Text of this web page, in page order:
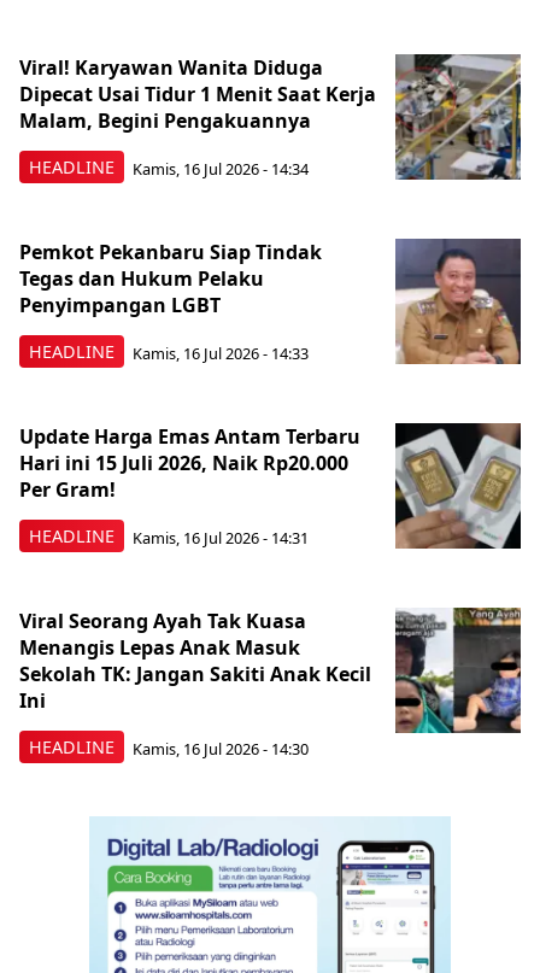
HEADLINE
Viral! Karyawan Wanita Diduga
Dipecat Usai Tidur 1 Menit Saat Kerja
Malam, Begini Pengakuannya
Kamis, 16 Jul 2026 - 14:34
HEADLINE
Pemkot Pekanbaru Siap Tindak
Tegas dan Hukum Pelaku
Penyimpangan LGBT
Kamis, 16 Jul 2026 - 14:33
HEADLINE
Update Harga Emas Antam Terbaru
Hari ini 15 Juli 2026, Naik Rp20.000
Per Gram!
Kamis, 16 Jul 2026 - 14:31
HEADLINE
Viral Seorang Ayah Tak Kuasa
Menangis Lepas Anak Masuk
Sekolah TK: Jangan Sakiti Anak Kecil
Ini
Kamis, 16 Jul 2026 - 14:30